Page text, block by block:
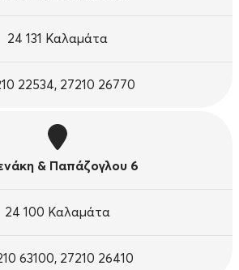
24 131 Καλαμάτα
22534, 27210 26770
& Παπάζογλου 6
24 100 Καλαμάτα
63100, 27210 26410